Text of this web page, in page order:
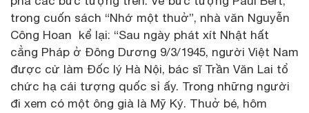
trong cuốn sách “Nhớ một thuở”, nhà văn Nguyễn
Công Hoan kể lại: “Sau ngày phát xít Nhật hất
cẳng Pháp ở Đông Dương 9/3/1945, người Việt Nam
được cử làm Đốc lý Hà Nội, bác sĩ Trần Văn Lai tổ
chức hạ cái tượng quốc sỉ ấy. Trong những người
đi xem có một ông già là Mỹ Ký. Thuở bé, hôm